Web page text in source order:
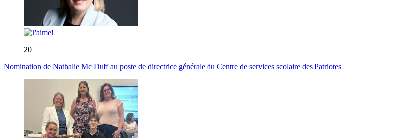
20
Nomination de Nathalie Mc Duff au poste de directrice générale du Centre de services scolaire des Patriotes